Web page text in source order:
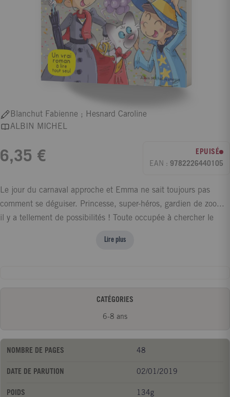
Blanchut Fabienne ; Hesnard Caroline
ALBIN MICHEL
6,35 €
EPUISÉ
EAN : 9782226440105
Le jour du carnaval approche et Emma ne sait toujours pas
comment se déguiser. Princesse, super-héros, gardien de zoo...
il y a tellement de possibilités ! Toute occupée à chercher le
aider une petite licorne à retrouver sa maman... Heureusement,
Lire plus
CATÉGORIES
6-8 ans
NOMBRE DE PAGES 48
DATE DE PARUTION 02/01/2019
POIDS 134g